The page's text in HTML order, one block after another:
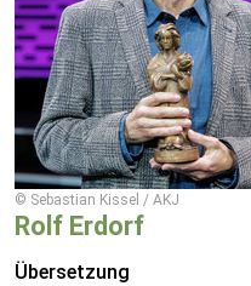
© Sebastian Kissel / AKJ
Rolf Erdorf
Übersetzung